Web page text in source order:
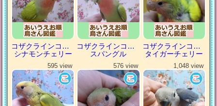
コザクラインコ（小桜インコ）
シナモンチェリー
コザクラインコ（小桜インコ）
スパングル
コザクラインコ（小桜インコ）
タイガーチェリー
595 view 576 view 1,048 view